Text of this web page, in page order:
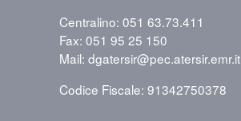
Centralino: 051 63.73.411
Fax: 051 95 25 150
Mail: dgatersir@pec.atersir.emr.it
Codice Fiscale: 91342750378